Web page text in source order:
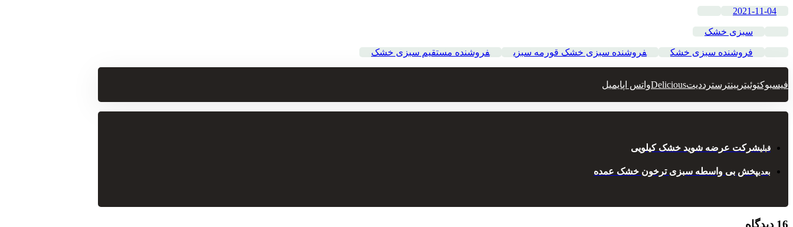
2021-11-04
سبزی خشک
فروشنده سبزی خشک فروشنده سبزی خشک قورمه سبزی فروشنده مستقیم سبزی خشک
فیسبوکتوئیتر پینترسترددیتDeliciousواتس اپایمیل
قبلیشرکت عرضه شوید خشک کیلویی
بعدیپخش بی واسطه سبزی ترخون خشک عمده
16 دیدگاه